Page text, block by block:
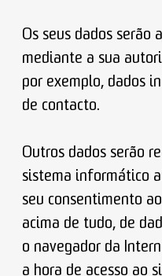
Os seus dados serão
mediante a sua
por exemplo, dados
de contacto.
Outros dados serão
sistema informático
seu consentimento
acima de tudo, de
o navegador da
a hora de acesso ao